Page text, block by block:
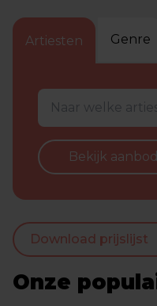
Artiesten Genre
Bekijk aanbod
Download prijslijst
Onze